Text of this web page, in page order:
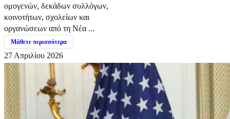
ομογενών, δεκάδων συλλόγων,
κοινοτήτων, σχολείων και
οργανώσεων από τη Νέα ...
Μάθετε περισσότερα
27 Απριλίου 2026